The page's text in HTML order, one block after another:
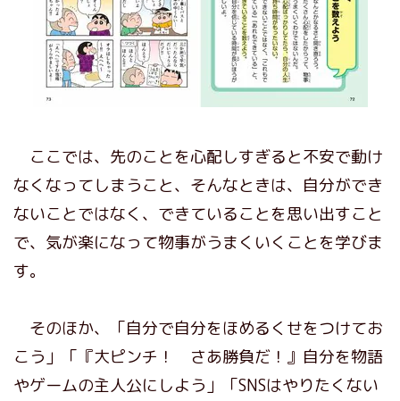
ここでは、先のことを心配しすぎると不安で動け
なくなってしまうこと、そんなときは、自分ができ
ないことではなく、できていることを思い出すこと
で、気が楽になって物事がうまくいくことを学びま
す。
そのほか、「自分で自分をほめるくせをつけてお
こう」「『大ピンチ！ さあ勝負だ！』自分を物語
やゲームの主人公にしよう」「SNSはやりたくない